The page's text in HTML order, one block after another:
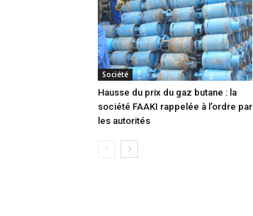
Société
Hausse du prix du gaz butane : la
société FAAKI rappelée à l’ordre par
les autorités